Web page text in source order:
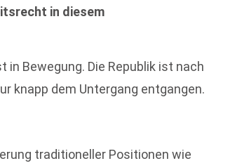
in diesem
Bewegung. Die Republik ist nach
knapp dem Untergang entgangen.
traditioneller Positionen wie